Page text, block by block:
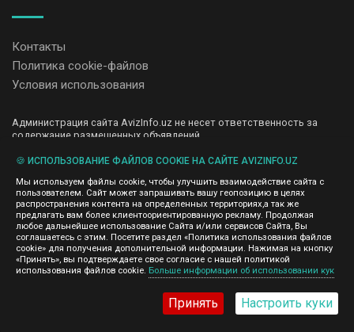
Контакты
Политика cookie-файлов
Условия использования
Администрация сайта AvizInfo.uz не несет ответственность за
содержание размещенных объявлений.
передаем и не продаем личную информацию зарегистрированных
правила конфиденциальности сайтов на которые ссылается
AvizInfo.uz. На некоторых страницах нашего сайта представлена
реклама Google Adsense Advertising Network. Чтобы узнать
подробней о правилах конфиденциальности Google нажмите тут
©2008-2026,AvizInfo.uz
🍪 ИСПОЛЬЗОВАНИЕ ФАЙЛОВ COOKIE НА САЙТЕ AVIZINFO.UZ
Мы используем файлы cookie, чтобы улучшить взаимодействие сайта с
пользователем. Сайт может запрашивать вашу геопозицию в целях
распространения контента на определенных территориях,а так же
предлагать вам более клиентоориентированную рекламу. Продолжая
любое дальнейшее использование Сайта и/или сервисов Сайта, Вы
соглашаетесь с этим. Посетите раздел «Политика использования файлов
cookie» для получения дополнительной информации. Нажимая на кнопку
«Принять», вы подтверждаете свое согласие с нашей политикой
использования файлов cookie. Больше информации об использовании кук
Принять Настроить куки